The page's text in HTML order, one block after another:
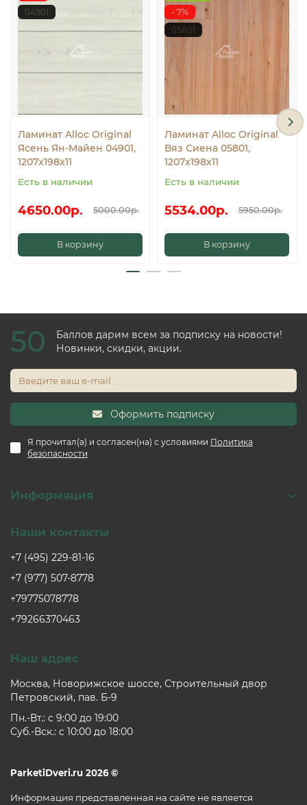
04901
Ламинат Alloc Original
Ясень Ян-Майен 04901,
1207x198х11
Есть в наличии
4650.00р. 5000.00р.
В корзину
- 7%
05801
Ламинат Alloc Original
Вяз Сиена 05801,
1207x198х11
Есть в наличии
5534.00р. 5950.00р.
В корзину
50
Баллов дарим всем за подписку на новости!
Новинки, скидки, акции.
Оформить подписку
Я прочитал(а) и согласен(на) с условиями Политика
безопасности
Информация
Наши контакты
+7 (495) 229-81-16
+7 (977) 507-8778
+79775078778
+79266370463
Наш адрес
Москва, Новорижское шоссе, Строительный двор
Петровский, пав. Б-9
Пн.-Вт.: c 9:00 до 19:00
Суб.-Вск.: c 10:00 до 18:00
ParketiDveri.ru 2026 ©
Информация представленная на сайте не является